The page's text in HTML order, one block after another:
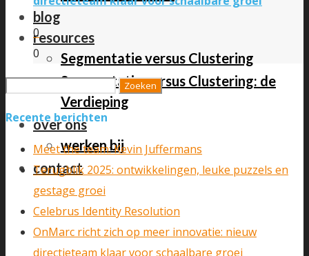
blog
resources
Segmentatie versus Clustering
Segmentatie versus Clustering: de
Verdieping
over ons
werken bij
contact
0
0
Recente berichten
Meet the team: Kevin Juffermans
Terugblik 2025: ontwikkelingen, leuke puzzels en
gestage groei
Celebrus Identity Resolution
OnMarc richt zich op meer innovatie: nieuw
directieteam klaar voor schaalbare groei